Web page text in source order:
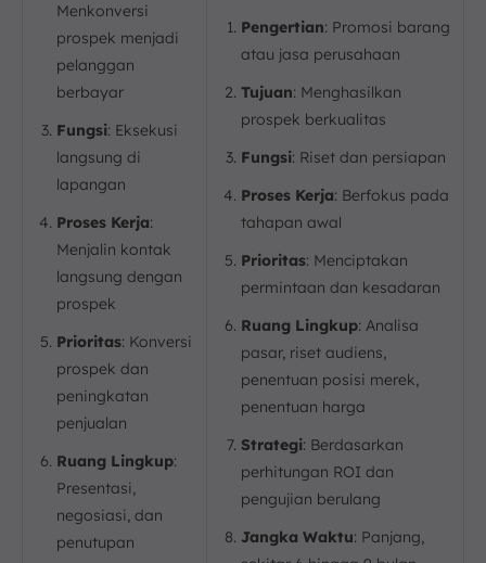
Menkonversi
prospek menjadi
pelanggan
berbayar
Fungsi: Eksekusi
langsung di
lapangan
Proses Kerja:
Menjalin kontak
langsung dengan
prospek
Prioritas: Konversi
prospek dan
peningkatan
penjualan
Ruang Lingkup:
Presentasi,
negosiasi, dan
penutupan
Pengertian: Promosi barang
atau jasa perusahaan
Tujuan: Menghasilkan
prospek berkualitas
Fungsi: Riset dan persiapan
Proses Kerja: Berfokus pada
tahapan awal
Prioritas: Menciptakan
permintaan dan kesadaran
Ruang Lingkup: Analisa
pasar, riset audiens,
penentuan posisi merek,
penentuan harga
Strategi: Berdasarkan
perhitungan ROI dan
pengujian berulang
Jangka Waktu: Panjang,